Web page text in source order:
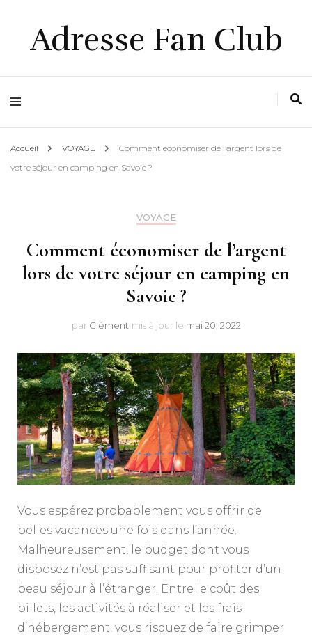
Adresse Fan Club
Accueil VOYAGE
Comment économiser de l’argent lors de
votre séjour en camping en Savoie ?
VOYAGE
Comment économiser de l’argent
lors de votre séjour en camping en
Savoie ?
par Clément mis à jour le mai 20, 2022
Vous espérez probablement vous offrir de
belles vacances une fois dans l’année.
Malheureusement, le budget dont vous
disposez n’est pas suffisant pour profiter d’un
beau séjour à l’étranger. Entre le coût des
billets, les activités à réaliser et les frais
d’hébergement, vous risquez de faire grimper